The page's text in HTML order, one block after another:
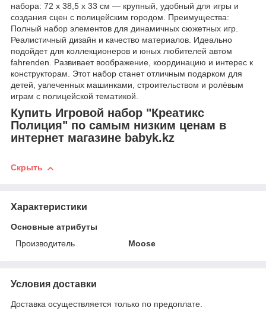
набора: 72 x 38,5 x 33 см — крупный, удобный для игры и
создания сцен с полицейским городом. Преимущества:
Полный набор элементов для динамичных сюжетных игр.
Реалистичный дизайн и качество материалов. Идеально
подойдет для коллекционеров и юных любителей автом
fahrenden. Развивает воображение, координацию и интерес к
конструкторам. Этот набор станет отличным подарком для
детей, увлеченных машинками, строительством и ролёвым
играм с полицейской тематикой.
Купить Игровой набор "Креатикс
Полиция" по самым низким ценам в
интернет магазине babyk.kz
Скрыть
Характеристики
Основные атрибуты
Производитель
Moose
Условия доставки
Доставка осуществляется только по предоплате.